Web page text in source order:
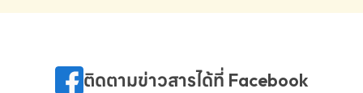
ภาษา ผ่านประสบการณ์การเรียนรู้
075-691910ติดตามข่าวสารได้ที่ Facebook